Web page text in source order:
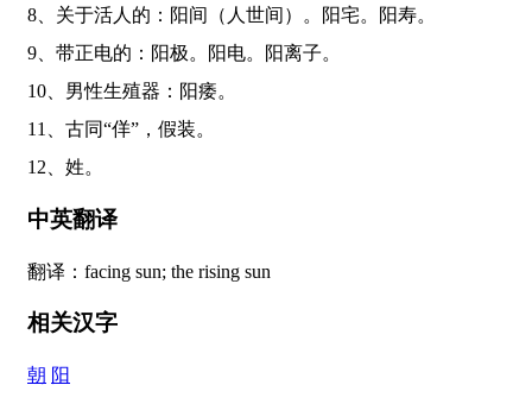
8、关于活人的：阳间（人世间）。阳宅。阳寿。
9、带正电的：阳极。阳电。阳离子。
10、男性生殖器：阳痿。
11、古同“佯”，假装。
12、姓。
中英翻译
翻译：facing sun; the rising sun
相关汉字
朝 阳